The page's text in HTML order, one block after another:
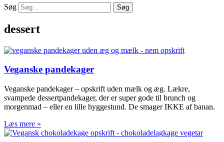
Søg Søg
dessert
Veganske pandekager
Veganske pandekager – opskrift uden mælk og æg. Lækre,
svampede dessertpandekager, der er super gode til brunch og
morgenmad – eller en lille hyggestund. De smager IKKE af banan.
Læs mere »